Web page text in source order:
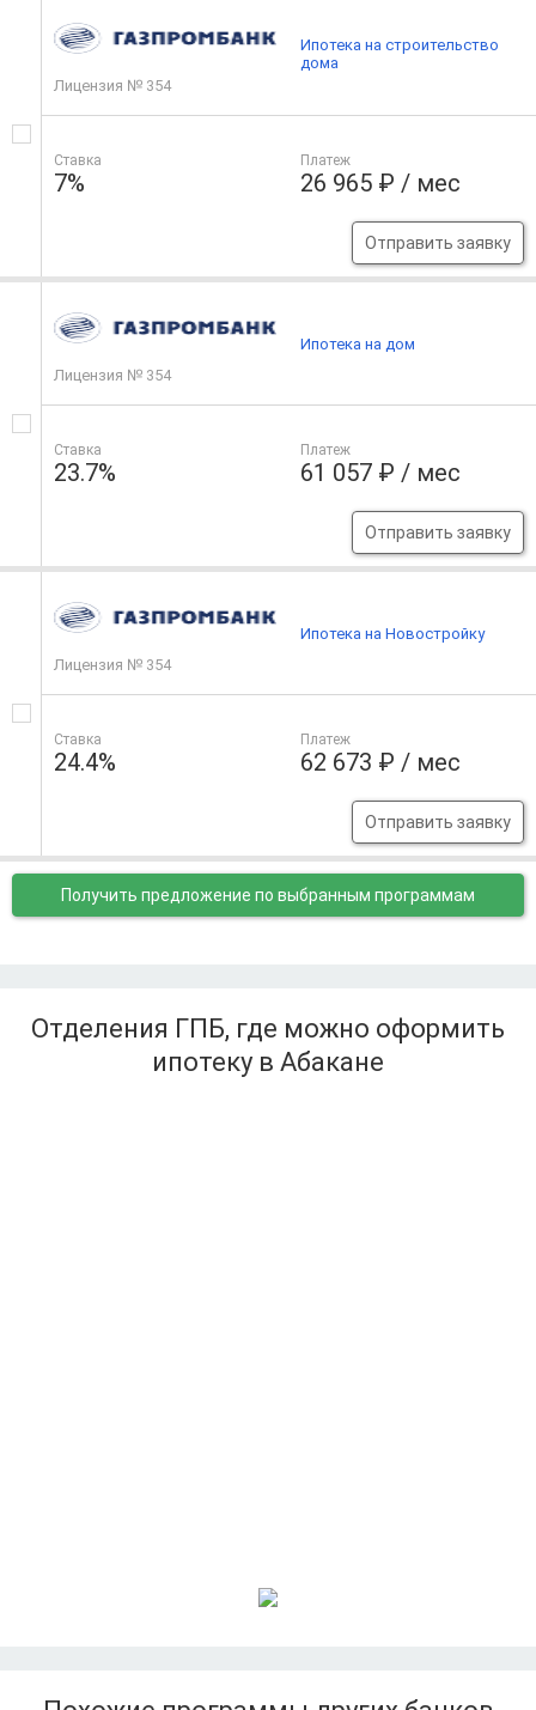
Лицензия № 354
Ставка
7%
Платеж
26 965 ₽ / мес
Отправить заявку
Ипотека на строительство
дома
Лицензия № 354
Ставка
23.7%
Платеж
61 057 ₽ / мес
Отправить заявку
Ипотека на дом
Лицензия № 354
Ставка
24.4%
Платеж
62 673 ₽ / мес
Отправить заявку
Ипотека на Новостройку
Получить предложение по выбранным программам
Отделения ГПБ, где можно оформить
ипотеку в Абакане